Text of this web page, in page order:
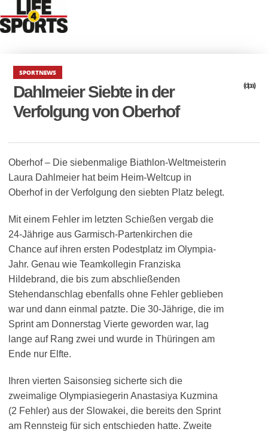
SPORTNEWS
Dahlmeier Siebte in der
Verfolgung von Oberhof
(dpa)
Oberhof – Die siebenmalige Biathlon-Weltmeisterin
Laura Dahlmeier hat beim Heim-Weltcup in
Oberhof in der Verfolgung den siebten Platz belegt.
Mit einem Fehler im letzten Schießen vergab die
24-Jährige aus Garmisch-Partenkirchen die
Chance auf ihren ersten Podestplatz im Olympia-
Jahr. Genau wie Teamkollegin Franziska
Hildebrand, die bis zum abschließenden
Stehendanschlag ebenfalls ohne Fehler geblieben
war und dann einmal patzte. Die 30-Jährige, die im
Sprint am Donnerstag Vierte geworden war, lag
lange auf Rang zwei und wurde in Thüringen am
Ende nur Elfte.
Ihren vierten Saisonsieg sicherte sich die
zweimalige Olympiasiegerin Anastasiya Kuzmina
(2 Fehler) aus der Slowakei, die bereits den Sprint
am Rennsteig für sich entschieden hatte. Zweite